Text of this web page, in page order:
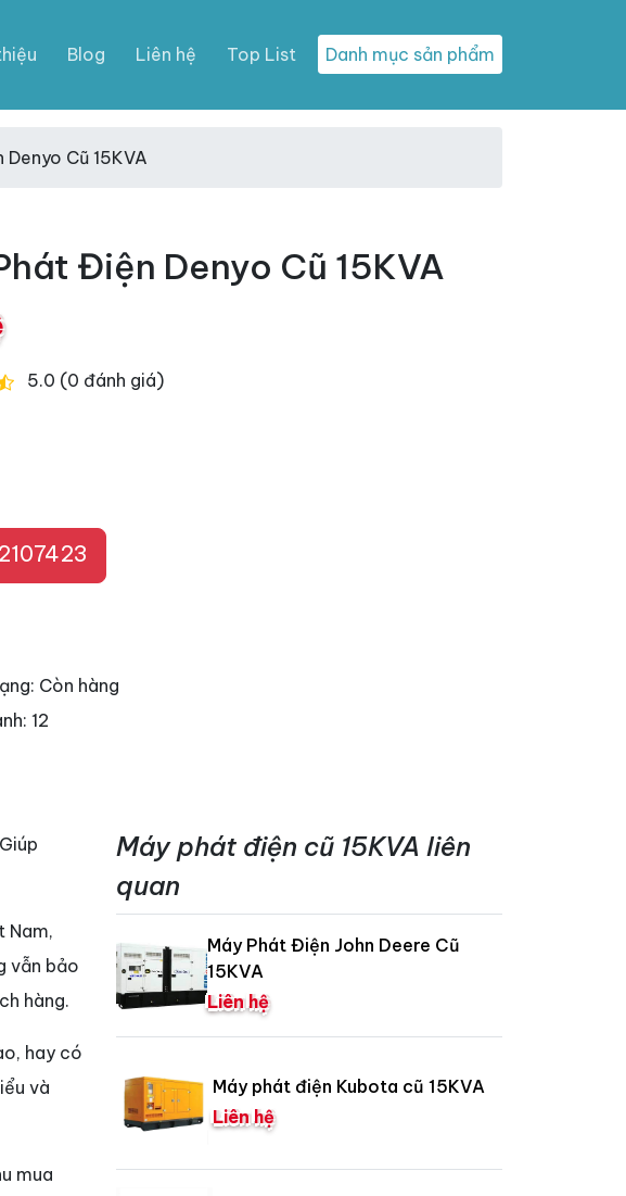
Blog Liên hệ Top List Danh mục sản phẩm
Cũ 15KVA
Điện Denyo Cũ 15KVA
5.0 (0 đánh giá)
Còn hàng
12
Nam,
vẫn bảo
hàng.
hay có
và
mua
Máy phát điện cũ 15KVA liên
quan
Máy Phát Điện John Deere Cũ
15KVA
Liên hệ
Máy phát điện Kubota cũ 15KVA
Liên hệ